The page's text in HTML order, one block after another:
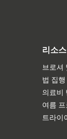
리소스
브로셔
법 집
의료비
여름
트라이